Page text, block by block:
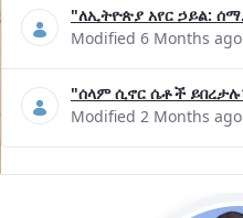
"ለኢትዮጵያ አየር ኃይል:
Modified 6 Months
"ሰላም ሲኖር ሴቶች
Modified 2 Months